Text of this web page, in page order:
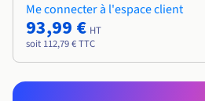
Me connecter à l'espace client
93,99 € HT
soit 112,79 € TTC